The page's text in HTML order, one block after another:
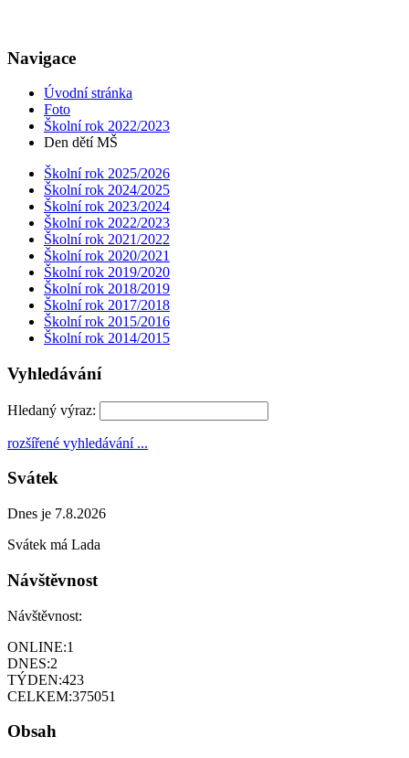
Navigace
Úvodní stránka
Foto
Školní rok 2022/2023
Den dětí MŠ
Školní rok 2025/2026
Školní rok 2024/2025
Školní rok 2023/2024
Školní rok 2022/2023
Školní rok 2021/2022
Školní rok 2020/2021
Školní rok 2019/2020
Školní rok 2018/2019
Školní rok 2017/2018
Školní rok 2015/2016
Školní rok 2014/2015
Vyhledávání
Hledaný výraz:
rozšířené vyhledávání ...
Svátek
Dnes je 7.8.2026
Svátek má Lada
Návštěvnost
Návštěvnost:
ONLINE:1
DNES:2
TÝDEN:423
CELKEM:375051
Obsah